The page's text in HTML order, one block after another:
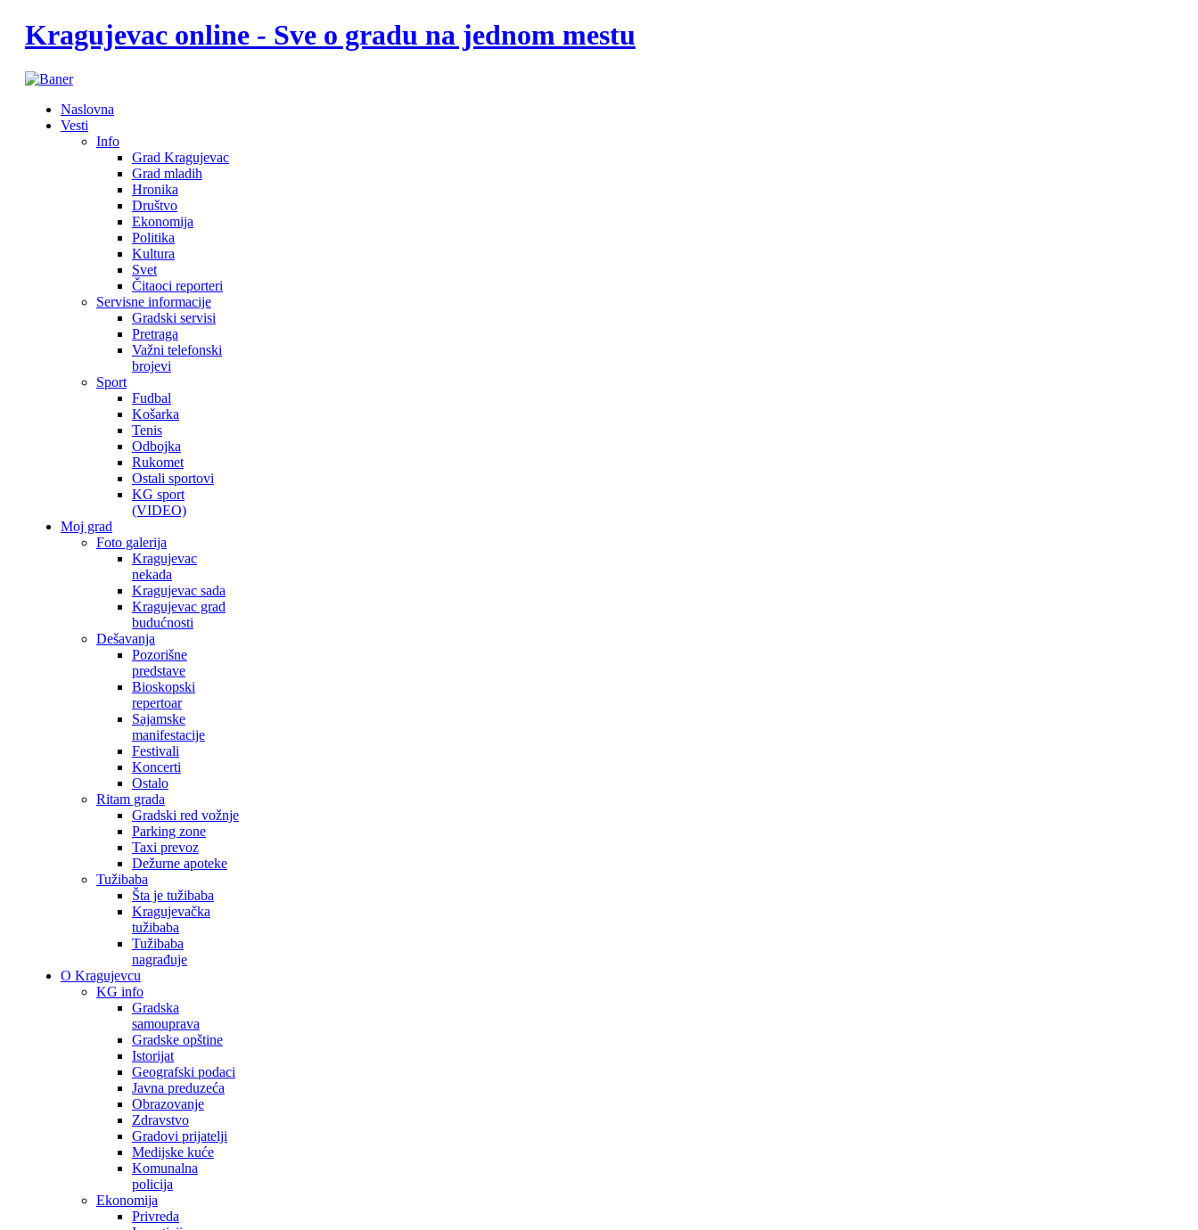
Kragujevac online - Sve o gradu na jednom mestu
Naslovna
Vesti
Info
Grad Kragujevac
Grad mladih
Hronika
Društvo
Ekonomija
Politika
Kultura
Svet
Čitaoci reporteri
Servisne informacije
Gradski servisi
Pretraga
Važni telefonski
brojevi
Sport
Fudbal
Košarka
Tenis
Odbojka
Rukomet
Ostali sportovi
KG sport
(VIDEO)
Moj grad
Foto galerija
Kragujevac
nekada
Kragujevac sada
Kragujevac grad
budućnosti
Dešavanja
Pozorišne
predstave
Bioskopski
repertoar
Sajamske
manifestacije
Festivali
Koncerti
Ostalo
Ritam grada
Gradski red vožnje
Parking zone
Taxi prevoz
Dežurne apoteke
Tužibaba
Šta je tužibaba
Kragujevačka
tužibaba
Tužibaba
nagrađuje
O Kragujevcu
KG info
Gradska
samouprava
Gradske opštine
Istorijat
Geografski podaci
Javna preduzeća
Obrazovanje
Zdravstvo
Gradovi prijatelji
Medijske kuće
Komunalna
policija
Ekonomija
Privreda